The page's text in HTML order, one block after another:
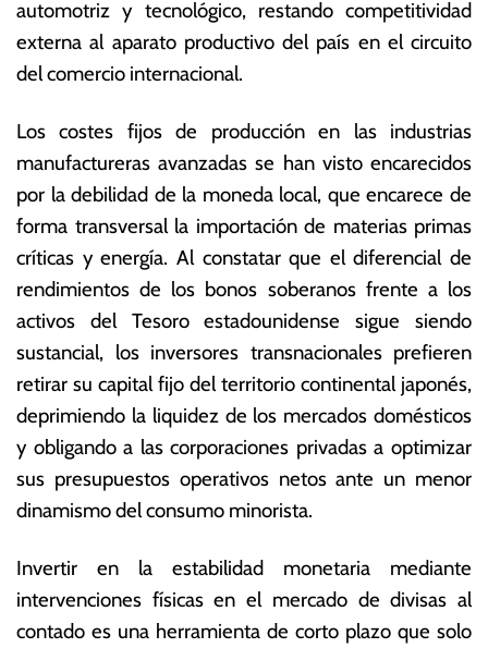
automotriz y tecnológico, restando competitividad
externa al aparato productivo del país en el circuito
del comercio internacional.
Los costes fijos de producción en las industrias
manufactureras avanzadas se han visto encarecidos
por la debilidad de la moneda local, que encarece de
forma transversal la importación de materias primas
críticas y energía. Al constatar que el diferencial de
rendimientos de los bonos soberanos frente a los
activos del Tesoro estadounidense sigue siendo
sustancial, los inversores transnacionales prefieren
retirar su capital fijo del territorio continental japonés,
deprimiendo la liquidez de los mercados domésticos
y obligando a las corporaciones privadas a optimizar
sus presupuestos operativos netos ante un menor
dinamismo del consumo minorista.
Invertir en la estabilidad monetaria mediante
intervenciones físicas en el mercado de divisas al
contado es una herramienta de corto plazo que solo